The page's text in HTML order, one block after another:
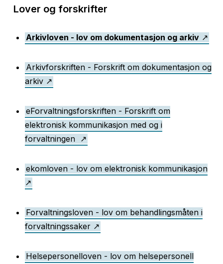
Lover og forskrifter
Arkivloven - lov om dokumentasjon og arkiv
Arkivforskriften - Forskrift om dokumentasjon og
arkiv
eForvaltningsforskriften - Forskrift om
elektronisk kommunikasjon med og i
forvaltningen
ekomloven - lov om elektronisk kommunikasjon
Forvaltningsloven - lov om behandlingsmåten i
forvaltningssaker
Helsepersonelloven - lov om helsepersonell